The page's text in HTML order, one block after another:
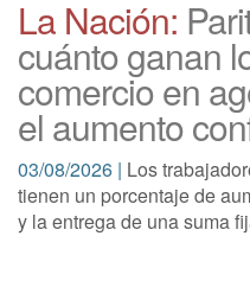
La Nación:
cuánto ganan
comercio en
el aumento
03/08/2026 | Los
tienen un porcentaje de
y la entrega de una suma